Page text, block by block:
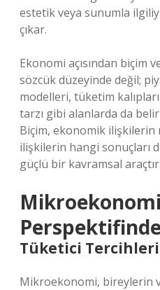
estetik veya sunumla
çıkar.
Ekonomi açısından biçim
sözcük düzeyinde değil;
modelleri, tüketim
tarzı gibi alanlarda da
Biçim, ekonomik ilişkilerin
ilişkilerin hangi sonuçları
güçlü bir kavramsal araçtır.
Mikroekonomi
Tüketici Tercihleri
Mikroekonomi, bireylerin